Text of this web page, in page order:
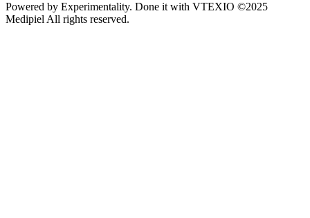
Powered by Experimentality. Done it with VTEXIO ©2025
Medipiel All rights reserved.